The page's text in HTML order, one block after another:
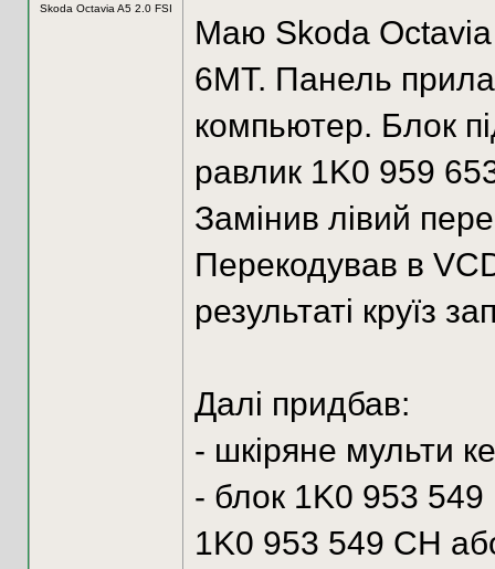
Skoda Octavia A5 2.0 FSI
Маю Skoda Octavia
6MT. Панель
компьютер. Блок
равлик 1K0 959
Замінив лівий
Перекодував в
результаті круїз
Далі придбав:
- шкіряне мульти
- блок 1K0 953 549
1K0 953 549 CH